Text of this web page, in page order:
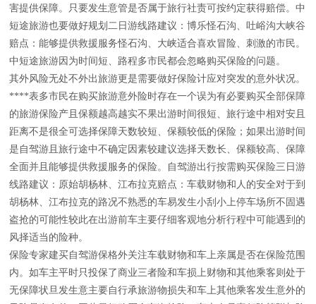
害提供保障。只要发生意管是否属于旅行社责可按约定获得赔偿。中
短途旅游也要做好规划二日游线路建议：博乐怪石沟、吐峪沟大峡谷
赔点：能够提供救援服务怪石沟、大峡适合喜欢冒险、刺激的市民。
中短途旅游因为时间短、路程多市民都会忽略购买保险的问题。
其外风险无处不外出旅游更是需要做好保险计应对突发的意外状况。
****表多市民在购买旅游意外险时存在一个误为有必要购买全部保障
的旅游保险产且保额越高越实不果出游时间很短、旅行途中相对安且
距离不是很全可选择保障天数较短、保额较低的保险；如果出游时间
是自驾游且旅行途中不确定因素较建议选择天数长、保额较高、保障
全面并且能够提供救援服务的保险。自驾游出行按需购买保险三日游
线路建议：原始胡杨林、江布拉克赔点：车载财物和人的安全对于到
胡杨林、江布拉克的路况不熟悉的车易发生小刮小上停车场所不固遇
盗抢的可能性较此在出游前车主要仔细客观地分析行程中可能遇到的
风择适当的险种。
保险专家建买自驾游保格外关注车载财物和车上亲属是否在保险范围
内。如车主平时只投保了商业三者险和车损上财物和其他乘客则处于
无保障状旦发生意主要自行承旅游物损失和车上其他乘客发生意外的